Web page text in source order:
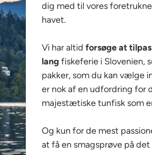
dig med til vores
havet.
Vi har altid forsøge at
lang fiskeferie i Slovenien,
pakker, som du kan vælge
er nok af en udfordring for
majestætiske tunfisk som
Og kun for de mest
at få en smagsprøve på